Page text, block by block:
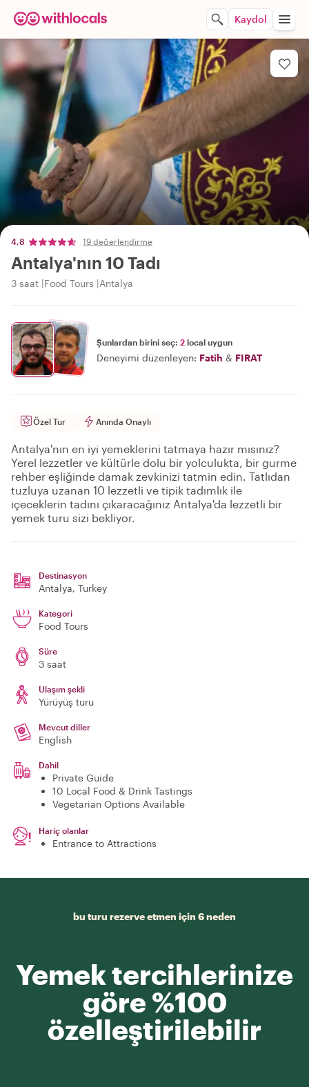
Kaydol
4,8 19 değerlendirme
Antalya'nın 10 Tadı
3 saat Food Tours Antalya
Şunlardan birini seç: 2 local uygun
Deneyimi düzenleyen: Fatih & FIRAT
Özel Tur Anında Onaylı
Antalya'nın en iyi yemeklerini tatmaya hazır mısınız?
Yerel lezzetler ve kültürle dolu bir yolculukta, bir gurme
rehber eşliğinde damak zevkinizi tatmin edin. Tatlıdan
tuzluya uzanan 10 lezzetli ve tipik tadımlık ile
içeceklerin tadını çıkaracağınız Antalya'da lezzetli bir
yemek turu sizi bekliyor.
Destinasyon
Antalya, Turkey
Kategori
Food Tours
Süre
3 saat
Ulaşım şekli
Yürüyüş turu
Mevcut diller
English
Dahil
Private Guide
10 Local Food & Drink Tastings
Vegetarian Options Available
Hariç olanlar
Entrance to Attractions
bu turu rezerve etmen için 6 neden
Yemek tercihlerinize
göre %100
özelleştirilebilir